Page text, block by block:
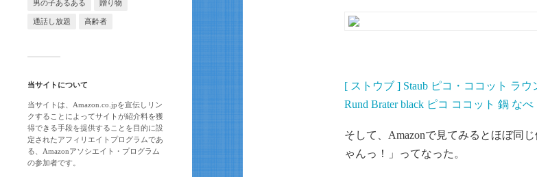
男の子あるある 贈り物
通話し放題 高齢者
当サイトについて
当サイトは、Amazon.co.jpを宣伝しリン
クすることによってサイトが紹介料を獲
得できる手段を提供することを目的に設
定されたアフィリエイトプログラムであ
る、Amazonアソシエイト・プログラム
の参加者です。
[ ストウブ ] Staub ピコ・ココット ラ
Rund Brater black ピコ ココット 鍋 な
そして、Amazonで見てみるとほぼ同
ゃんっ！」ってなった。